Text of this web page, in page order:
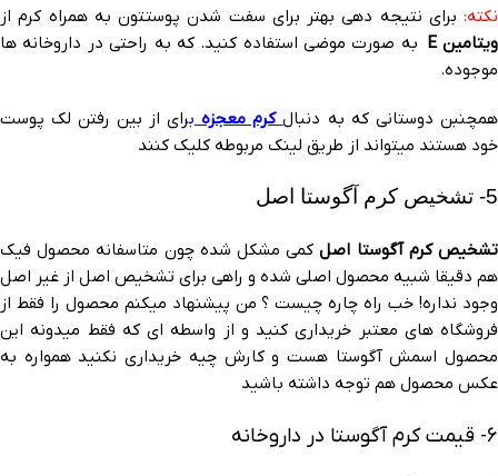
نکته: برای نتیجه دهی بهتر برای سفت شدن پوستتون به همراه کرم از
ویتامین E
به صورت موضی استفاده کنید. که به راحتی در داروخانه ها
موجوده.
همچنبن دوستانی که به دنبالکرم معجزه برای از بین رفتن لک پوست
خود هستند میتواند از طریق لینک مربوطه کلیک کنند
5- تشخیص کرم آگوستا اصل
تشخیص کرم آگوستا اصلکمی مشکل شده چون متاسفانه محصول فیک
هم دقیقا شبیه محصول اصلی شده و راهی برای تشخیص اصل از غیر اصل
وجود نداره! خب راه چاره چیست ؟ من پیشنهاد میکنم محصول را فقط از
فروشگاه های معتبر خریداری کنید و از واسطه ای که فقط میدونه این
محصول اسمش آگوستا هست و کارش چیه خریداری نکنید همواره به
عکس محصول هم توجه داشته باشید
6- قیمت کرم آگوستا در داروخانه